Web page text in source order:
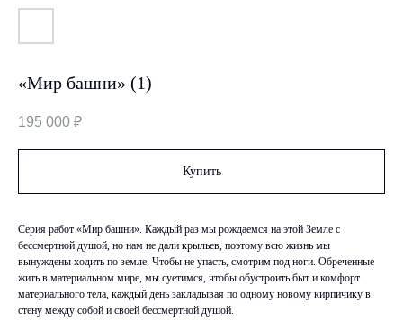
«Мир башни» (1)
195 000 ₽
Купить
Серия работ «Мир башни». Каждый раз мы рождаемся на этой Земле с
бессмертной душой, но нам не дали крыльев, поэтому всю жизнь мы
вынуждены ходить по земле. Чтобы не упасть, смотрим под ноги. Обреченные
жить в материальном мире, мы суетимся, чтобы обустроить быт и комфорт
материального тела, каждый день закладывая по одному новому кирпичику в
стену между собой и своей бессмертной душой.